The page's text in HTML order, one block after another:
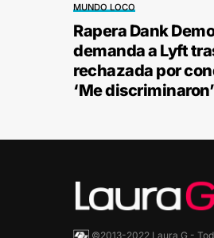
MUNDO LOCO
Rapera Dank
demanda a Lyft
rechazada por
‘Me discriminaron’
©2013-2022 Laura G -